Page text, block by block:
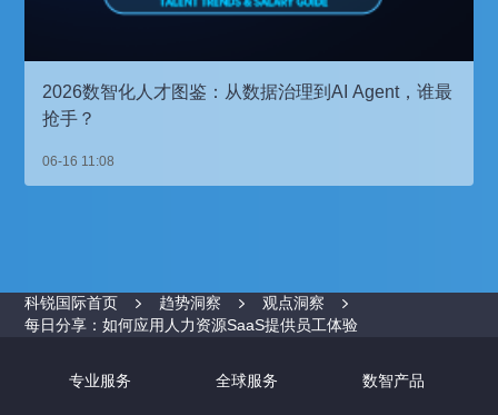
2026数智化人才图鉴：从数据治理到AI Agent，谁最
抢手？
06-16 11:08
科锐国际首页 趋势洞察
观点洞察
每日分享：如何应用人力资源SaaS提供员工体验
专业服务 全球服务 数智产品